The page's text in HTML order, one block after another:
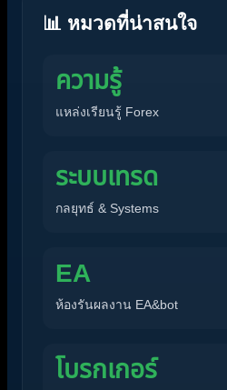
📊 หมวดที่น่าสนใจ
ความรู้
แหล่งเรียนรู้ Forex
ระบบเทรด
กลยุทธ์ & Systems
EA
ห้องรันผลงาน EA&bot
โบรกเกอร์